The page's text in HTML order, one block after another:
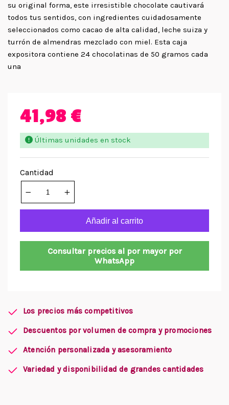
su original forma, este irresistible chocolate cautivará
todos tus sentidos, con ingredientes cuidadosamente
seleccionados como cacao de alta calidad, leche suiza y
turrón de almendras mezclado con miel. Esta caja
expositora contiene 24 chocolatinas de 50 gramos cada
una
41,98 €
Últimas unidades en stock
Cantidad
Añadir al carrito
Consultar precios al por mayor por
WhatsApp
Los precios más competitivos
Descuentos por volumen de compra y promociones
Atención personalizada y asesoramiento
Variedad y disponibilidad de grandes cantidades